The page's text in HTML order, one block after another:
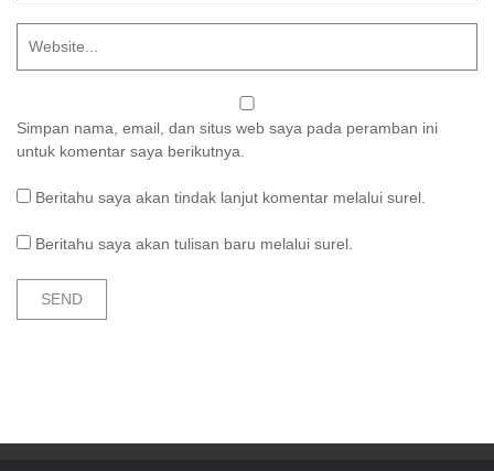
Simpan nama, email, dan situs web saya pada peramban ini
untuk komentar saya berikutnya.
Beritahu saya akan tindak lanjut komentar melalui surel.
Beritahu saya akan tulisan baru melalui surel.